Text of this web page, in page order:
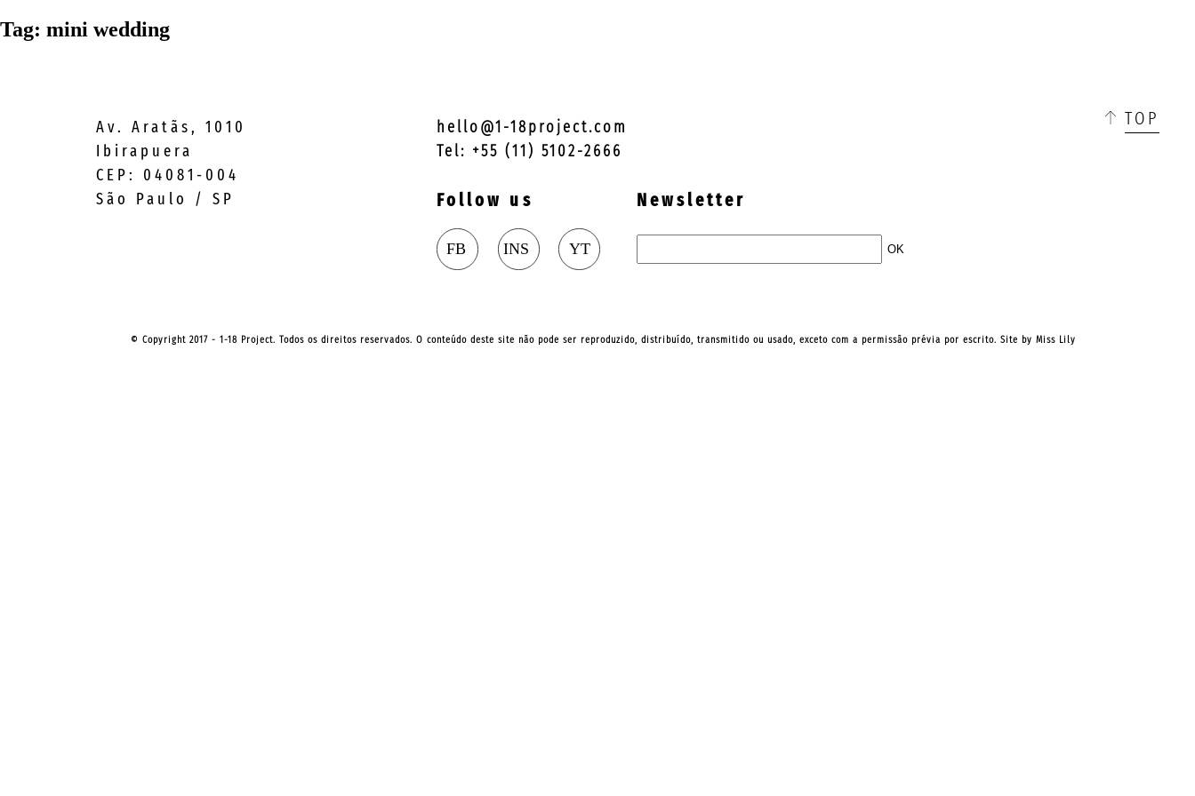
Tag: mini wedding
Av. Aratãs, 1010
Ibirapuera
CEP: 04081-004
São Paulo / SP
hello@1-18project.com
Tel: +55 (11) 5102-2666
Follow us Newsletter
TOP
© Copyright 2017 - 1-18 Project. Todos os direitos reservados. O conteúdo deste site não pode ser reproduzido, distribuído, transmitido ou usado, exceto com a permissão prévia por escrito. Site byMiss Lily